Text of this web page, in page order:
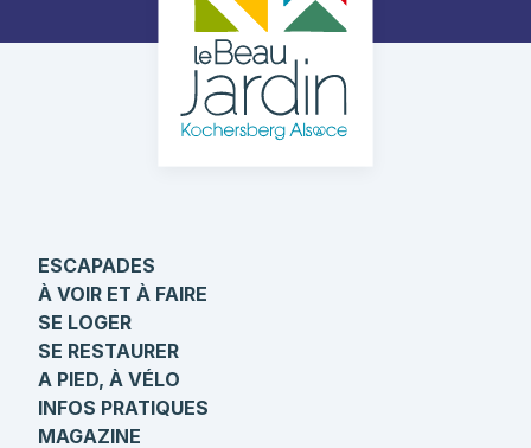
ESCAPADES
À VOIR ET À FAIRE
SE LOGER
SE RESTAURER
A PIED, À VÉLO
INFOS PRATIQUES
MAGAZINE